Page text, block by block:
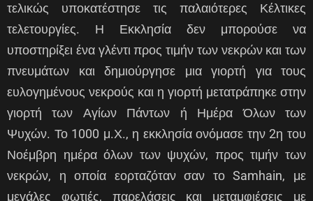
τελικώς υποκατέστησε τις παλαιότερες Κέλτικες
τελετουργίες. Η Εκκλησία δεν μπορούσε να
υποστηρίξει ένα γλέντι προς τιμήν των νεκρών και των
πνευμάτων και δημιούργησε μια γιορτή για τους
ευλογημένους νεκρούς και η γιορτή μετατράπηκε στην
γιορτή των Αγίων Πάντων ή Ημέρα Όλων των
Ψυχών. Το 1000 μ.Χ., η εκκλησία ονόμασε την 2η του
Νοέμβρη ημέρα όλων των ψυχών, προς τιμήν των
νεκρών, η οποία εορταζόταν σαν το Samhain, με
μεγάλες φωτιές, παρελάσεις και μεταμφιέσεις με